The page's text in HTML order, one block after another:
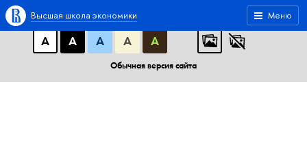
A A A АБB
АБB
А
А А А А
Обычная версия сайта
Меню
Высшая школа экономики